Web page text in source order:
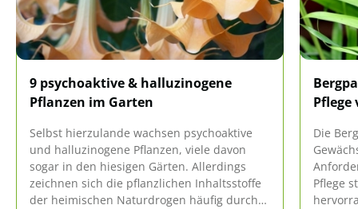
9 psychoaktive & halluzinogene
Pflanzen im Garten
Selbst hierzulande wachsen psychoaktive
und halluzinogene Pflanzen, viele davon
sogar in den hiesigen Gärten. Allerdings
zeichnen sich die pflanzlichen Inhaltsstoffe
der heimischen Naturdrogen häufig durch
Pflege
Die
Pflege